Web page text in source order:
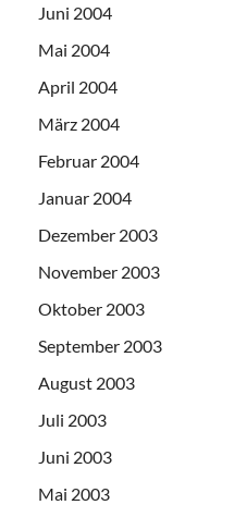
Juni 2004
Mai 2004
April 2004
März 2004
Februar 2004
Januar 2004
Dezember 2003
November 2003
Oktober 2003
September 2003
August 2003
Juli 2003
Juni 2003
Mai 2003